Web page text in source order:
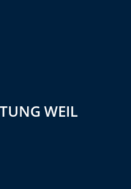
WEIL